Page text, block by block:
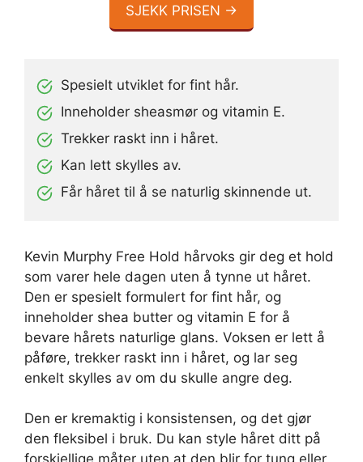
SJEKK PRISEN →
Spesielt utviklet for fint hår.
Inneholder sheasmør og vitamin E.
Trekker raskt inn i håret.
Kan lett skylles av.
Får håret til å se naturlig skinnende ut.
Kevin Murphy Free Hold hårvoks gir deg et hold
som varer hele dagen uten å tynne ut håret.
Den er spesielt formulert for fint hår, og
inneholder shea butter og vitamin E for å
bevare hårets naturlige glans. Voksen er lett å
påføre, trekker raskt inn i håret, og lar seg
enkelt skylles av om du skulle angre deg.
Den er kremaktig i konsistensen, og det gjør
den fleksibel i bruk. Du kan style håret ditt på
forskjellige måter uten at den blir for tung eller